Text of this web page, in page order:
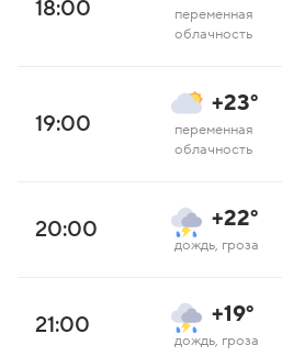
18:00
переменная
облачность
19:00
+23°
переменная
облачность
20:00 +22°
дождь, гроза
21:00 +19°
дождь, гроза